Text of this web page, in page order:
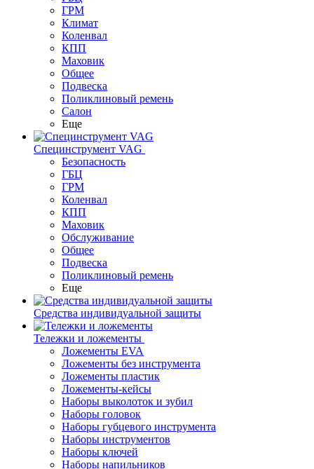
ГРМ
Климат
Коленвал
КПП
Маховик
Общее
Подвеска
Поликлиновый ремень
Салон
Еще
Специнструмент VAG
Безопасность
ГБЦ
ГРМ
Коленвал
КПП
Маховик
Обслуживание
Общее
Подвеска
Поликлиновый ремень
Еще
Средства индивидуальной защиты
Тележки и ложементы
Ложементы EVA
Ложементы без инструмента
Ложементы пластик
Ложементы-кейсы
Наборы выколоток и зубил
Наборы головок
Наборы губцевого инструмента
Наборы инструментов
Наборы ключей
Наборы напильников